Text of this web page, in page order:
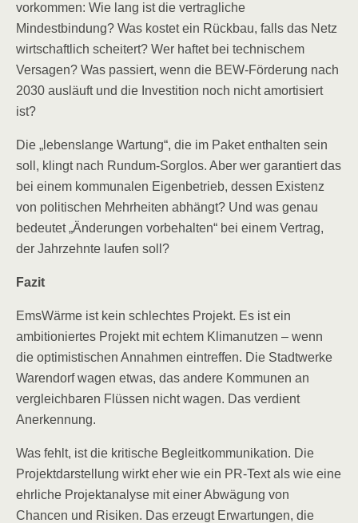
vorkommen: Wie lang ist die vertragliche
Mindestbindung? Was kostet ein Rückbau, falls das Netz
wirtschaftlich scheitert? Wer haftet bei technischem
Versagen? Was passiert, wenn die BEW-Förderung nach
2030 ausläuft und die Investition noch nicht amortisiert
ist?
Die „lebenslange Wartung“, die im Paket enthalten sein
soll, klingt nach Rundum-Sorglos. Aber wer garantiert das
bei einem kommunalen Eigenbetrieb, dessen Existenz
von politischen Mehrheiten abhängt? Und was genau
bedeutet „Änderungen vorbehalten“ bei einem Vertrag,
der Jahrzehnte laufen soll?
Fazit
EmsWärme ist kein schlechtes Projekt. Es ist ein
ambitioniertes Projekt mit echtem Klimanutzen – wenn
die optimistischen Annahmen eintreffen. Die Stadtwerke
Warendorf wagen etwas, das andere Kommunen an
vergleichbaren Flüssen nicht wagen. Das verdient
Anerkennung.
Was fehlt, ist die kritische Begleitkommunikation. Die
Projektdarstellung wirkt eher wie ein PR-Text als wie eine
ehrliche Projektanalyse mit einer Abwägung von
Chancen und Risiken. Das erzeugt Erwartungen, die